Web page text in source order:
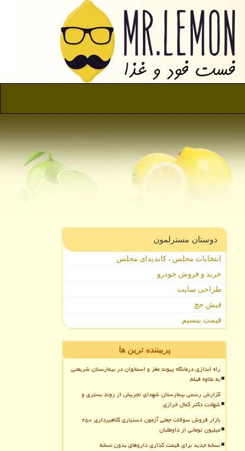
دوستان مسترلمون
انتخابات مجلس ، کاندیدای مجلس
خرید و فروش خودرو
طراحی سایت
فیش حج
قیمت بیسیم
پربیننده ترین ها
راه اندازی درمانگاه پیوند مغز و استخوان در بیمارستان شریعتی
به علاوه فیلم
گزارش رسمی بیمارستان شهدای تجریش از روند بستری و
شهادت دکتر کمال خرازی
بازار فروش سوالات جعلی آزمون دستیاری کلاهبرداری ۲۵۰
میلیون تومانی از داوطلبان
نسخه جدید برای قیمت گذاری داروهای بدون نسخه